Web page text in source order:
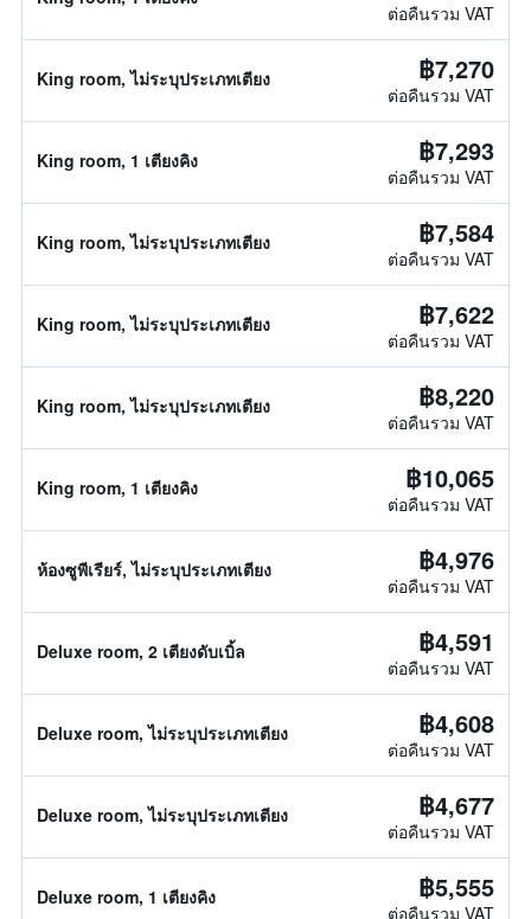
ต่อคืนรวม VAT
King room, ไม่ระบุประเภทเตียง ฿7,270
ต่อคืนรวม VAT
King room, 1 เตียงคิง ฿7,293
ต่อคืนรวม VAT
King room, ไม่ระบุประเภทเตียง ฿7,584
ต่อคืนรวม VAT
King room, ไม่ระบุประเภทเตียง ฿7,622
ต่อคืนรวม VAT
King room, ไม่ระบุประเภทเตียง ฿8,220
ต่อคืนรวม VAT
King room, 1 เตียงคิง ฿10,065
ต่อคืนรวม VAT
ห้องซูพีเรียร์, ไม่ระบุประเภทเตียง ฿4,976
ต่อคืนรวม VAT
Deluxe room, 2 เตียงดับเบิ้ล ฿4,591
ต่อคืนรวม VAT
Deluxe room, ไม่ระบุประเภทเตียง ฿4,608
ต่อคืนรวม VAT
Deluxe room, ไม่ระบุประเภทเตียง ฿4,677
ต่อคืนรวม VAT
Deluxe room, 1 เตียงคิง ฿5,555
ต่อคืนรวม VAT